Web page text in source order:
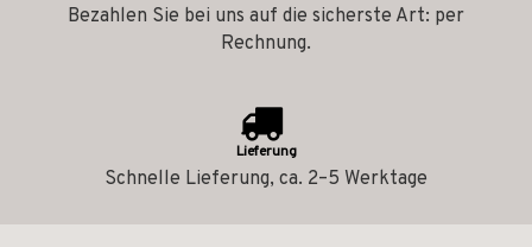
Bezahlen Sie bei uns auf die sicherste Art: per
Rechnung.
Lieferung
Schnelle Lieferung, ca. 2–5 Werktage